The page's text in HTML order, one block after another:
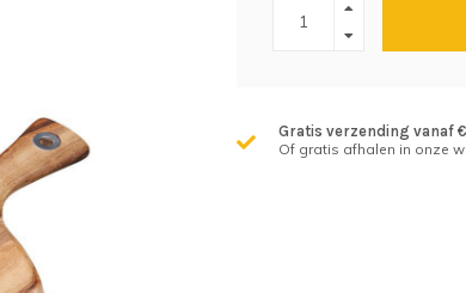
Gratis verzending vanaf
Of gratis afhalen in onze